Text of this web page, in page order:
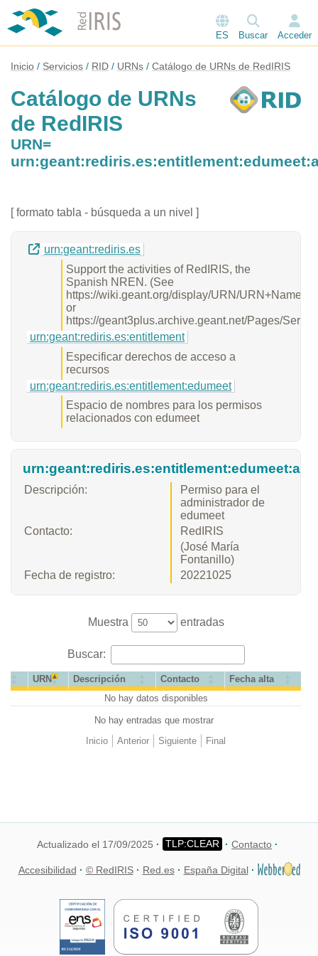
ES Buscar Acceder
Inicio Servicios RID URNs Catálogo de URNs de RedIRIS
Catálogo de URNs
de RedIRIS
URN=
[ formato tabla - búsqueda a un nivel ]
urn:geant:rediris.es
Support the activities of RedIRIS, the
Spanish NREN. (See
https://wiki.geant.org/display/URN/
or
https://geant3plus.archive.geant.net/Pages/
urn:geant:rediris.es:entitlement
Especificar derechos de acceso a
recursos
urn:geant:rediris.es:entitlement:edumeet
Espacio de nombres para los permisos
relacionados con edumeet
Descripción:
Permiso para el
administrador de
edumeet
Contacto:
RedIRIS
(José María
Fontanillo)
Fecha de registro:
20221025
Muestra entradas
Buscar:
URN Descripción Contacto
Fecha alta
No hay datos disponibles
No hay entradas que mostrar
Inicio
Anterior Siguiente Final
Actualizado el 17/09/2025 Contacto
Accesibilidad © RedIRIS Red.es España Digital